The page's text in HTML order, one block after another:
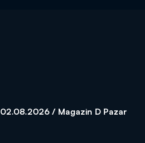
02.08.2026 / Magazin D Pazar